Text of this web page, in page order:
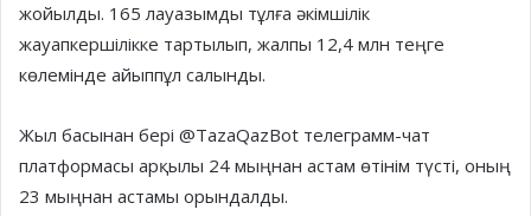
жойылды. 165 лауазымды тұлға әкімшілік
жауапкершілікке тартылып, жалпы 12,4 млн теңге
көлемінде айыппұл салынды.
Жыл басынан бері @TazaQazBot телеграмм-чат
платформасы арқылы 24 мыңнан астам өтінім түсті, оның
23 мыңнан астамы орындалды.